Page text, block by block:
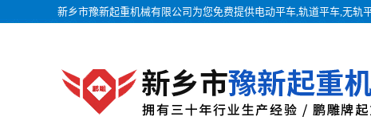
新乡市豫新起重机械有限公司为您免费提供电动平车,轨道平车,无轨